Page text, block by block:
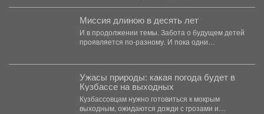
Миссия длиною в десять лет
И в продолжении темы. Забота о будущем детей
проявляется по-разному. И пока одни
Ужасы природы: какая погода будет в
Кузбассе на выходных
Кузбассовцам нужно готовиться к мокрым
выходным, ожидаются дожди с грозами и